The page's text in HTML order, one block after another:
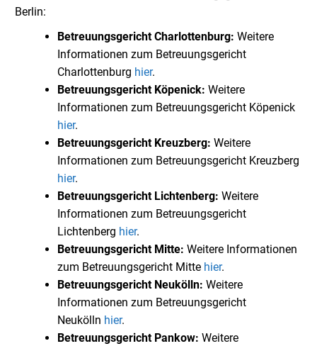
Berlin:
Betreuungsgericht Charlottenburg: Weitere
Informationen zum Betreuungsgericht
Charlottenburg hier.
Betreuungsgericht Köpenick: Weitere
Informationen zum Betreuungsgericht Köpenick
hier.
Betreuungsgericht Kreuzberg: Weitere
Informationen zum Betreuungsgericht Kreuzberg
hier.
Betreuungsgericht Lichtenberg: Weitere
Informationen zum Betreuungsgericht
Lichtenberg hier.
Betreuungsgericht Mitte: Weitere Informationen
zum Betreuungsgericht Mitte hier.
Betreuungsgericht Neukölln: Weitere
Informationen zum Betreuungsgericht
Neukölln hier.
Betreuungsgericht Pankow: Weitere